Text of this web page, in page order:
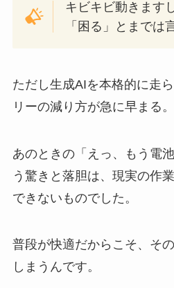
キビキビ動きます
「困る」とまでは
ただし生成AIを本格的に走
リーの減り方が急に早まる。
あのときの「えっ、もう電
う驚きと落胆は、現実の作
できないものでした。
普段が快適だからこそ、そ
しまうんです。